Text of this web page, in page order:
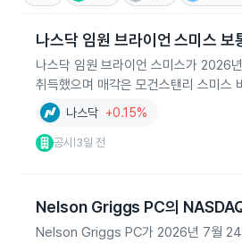
나스닥 임원 브라이언 스미스 보
나스닥 임원 브라이언 스미스가 2026
취득했으며 매각은 모건스탠리 스미스
나스닥 +0.15%
공시 3일 전
Nelson Griggs PC의
Nelson Griggs PC가 2026년 7월 24